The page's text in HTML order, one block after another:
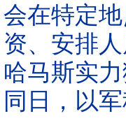
会在特定
资、安排
哈马斯实
同日，以